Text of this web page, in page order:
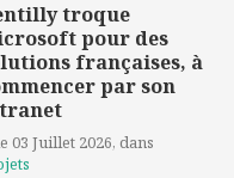
troque
pour des
françaises, à
par son
03 Juillet 2026, dans